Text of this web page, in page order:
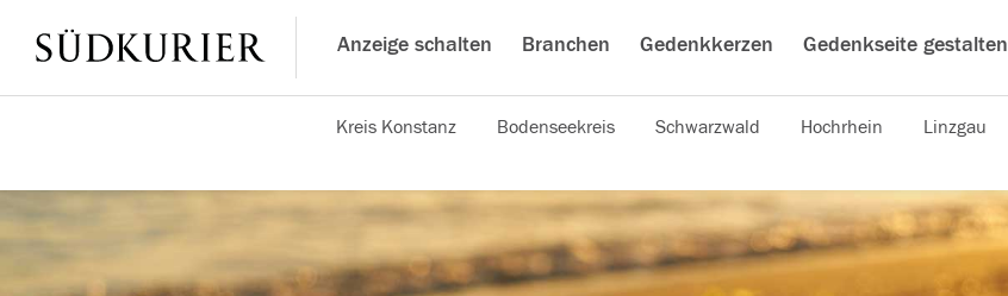
Anzeige schalten Branchen Gedenkkerzen Gedenkseite gestalten
Kreis Konstanz Bodenseekreis Schwarzwald Hochrhein Linzgau